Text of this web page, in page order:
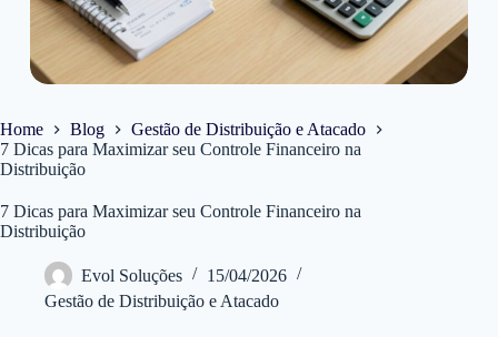
Home Blog
Gestão de Distribuição e Atacado
7 Dicas para Maximizar seu Controle Financeiro na
Distribuição
7 Dicas para Maximizar seu Controle Financeiro na
Distribuição
Evol Soluções
15/04/2026
Gestão de Distribuição e Atacado